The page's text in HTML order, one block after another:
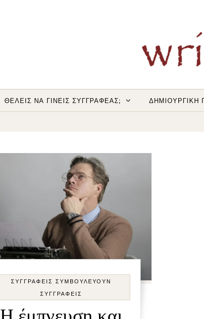
ΘΕΛΕΙΣ ΝΑ ΓΙΝΕΙΣ ΣΥΓΓΡΑΦΕΑΣ; ΔΗΜΙΟΥΡΓΙΚΗ
ΣΥΓΓΡΑΦΕΙΣ ΣΥΜΒΟΥΛΕΥΟΥΝ
ΣΥΓΓΡΑΦΕΙΣ